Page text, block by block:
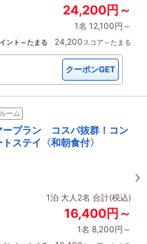
24,200円～
1名 12,100円～
ント～たまる 24,200スコア～たまる
クーポンGET
ーム
ープラン コスパ抜群！コン
ステイ〈和朝食付〉
1泊 大人2名 合計(税込)
16,400円～
1名 8,200円～